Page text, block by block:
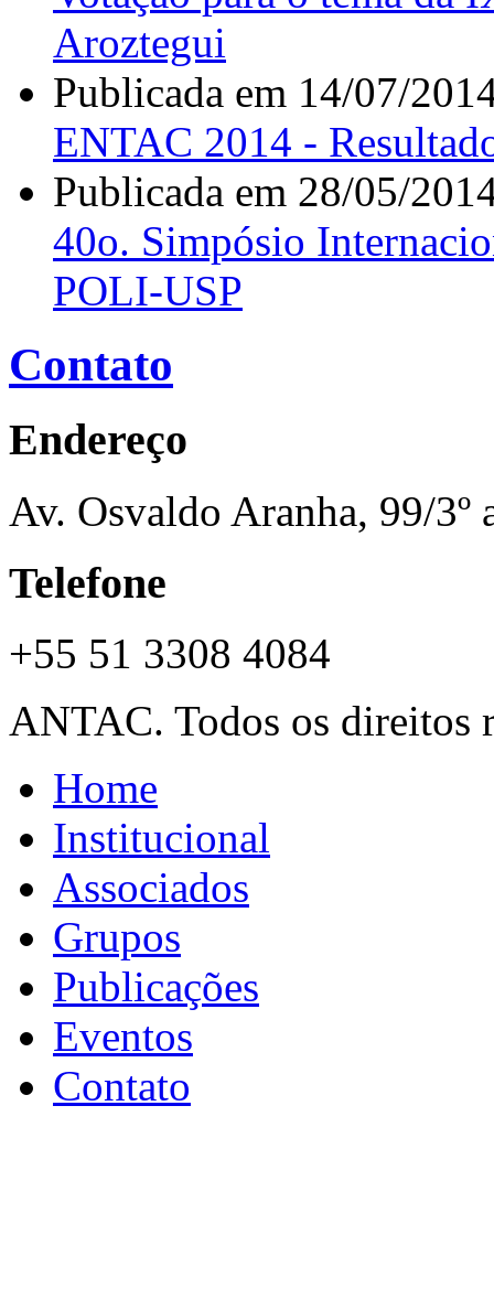
Aroztegui
Publicada em 14/07/
ENTAC 2014 -
Publicada em 28/05/
40o. Simpósio
POLI-USP
Contato
Endereço
Av. Osvaldo Aranha, 99/
Telefone
+55 51 3308 4084
ANTAC. Todos os direitos
Home
Institucional
Associados
Grupos
Publicações
Eventos
Contato